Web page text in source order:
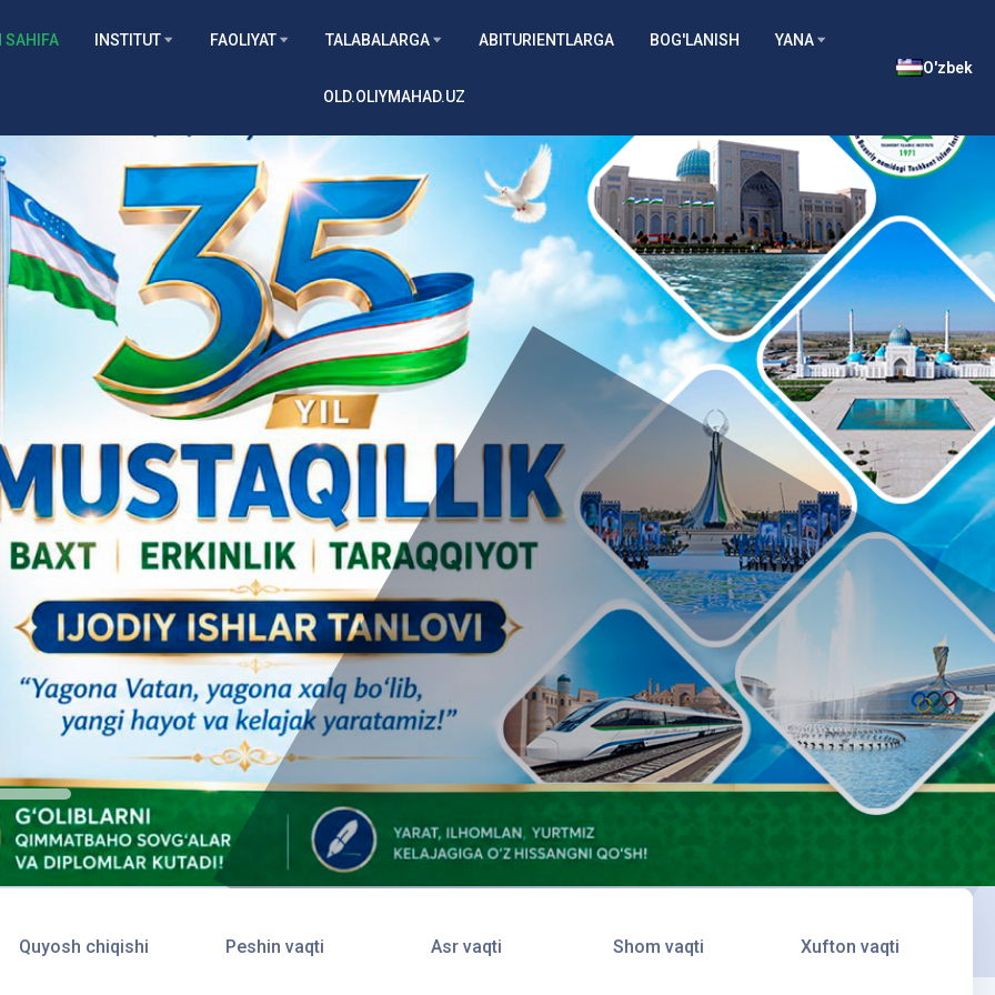
SAHIFA INSTITUT FAOLIYAT TALABALARGA ABITURIENTLARGA BOG'LANISH YANA
OLD.OLIYMAHAD.UZ
O'zbek
Quyosh chiqishi Peshin vaqti Asr vaqti Shom vaqti Xufton vaqti